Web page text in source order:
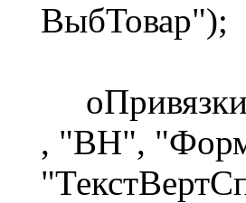
ВыбТовар");
, "ВН",